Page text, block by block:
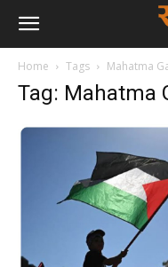
Home Tags Mahatma
Tag: Mahatma